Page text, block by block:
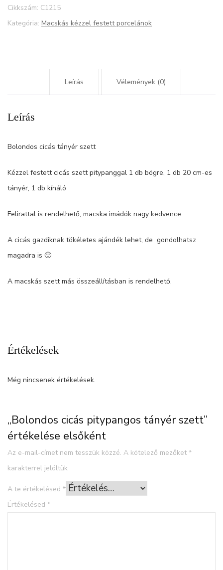
Cikkszám: C1215
Kategória: Macskás kézzel festett porcelánok
Leírás Vélemények (0)
Leírás
Bolondos cicás tányér szett
Kézzel festett cicás szett pitypanggal 1 db bögre, 1 db 20 cm-es
tányér, 1 db kínáló
Felirattal is rendelhető, macska imádók nagy kedvence.
A cicás gazdiknak tökéletes ajándék lehet, de gondolhatsz
magadra is 🙂
A macskás szett más összeállításban is rendelhető.
Értékelések
Még nincsenek értékelések.
„Bolondos cicás pitypangos tányér szett”
értékelése elsőként
Az e-mail-címet nem tesszük közzé. A kötelező mezőket*
karakterrel jelöltük
A te értékelésed *
Értékelésed *